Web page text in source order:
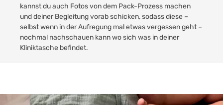
kannst du auch Fotos von dem Pack-Prozess machen
und deiner Begleitung vorab schicken, sodass diese –
selbst wenn in der Aufregung mal etwas vergessen geht –
nochmal nachschauen kann wo sich was in deiner
Kliniktasche befindet.